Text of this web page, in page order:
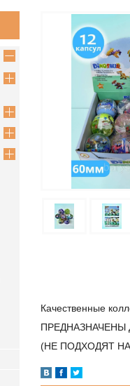
Качественные
ПРЕДНАЗНАЧЕНЫ
(НЕ ПОДХОДЯТ